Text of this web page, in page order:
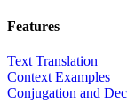
Features
Text Translation
Context Examples
Conjugation and